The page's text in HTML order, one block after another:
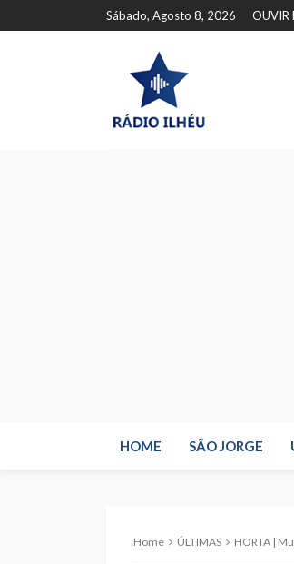
Sábado, Agosto 8, 2026 OUVIR
HOME SÃO JORGE
Home ÚLTIMAS HORTA |